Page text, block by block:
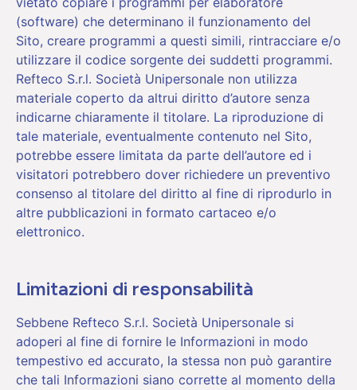
(software) che determinano il funzionamento del
Sito, creare programmi a questi simili, rintracciare e/o
utilizzare il codice sorgente dei suddetti programmi.
Refteco S.r.l. Società Unipersonale non utilizza
materiale coperto da altrui diritto d’autore senza
indicarne chiaramente il titolare. La riproduzione di
tale materiale, eventualmente contenuto nel Sito,
potrebbe essere limitata da parte dell’autore ed i
visitatori potrebbero dover richiedere un preventivo
consenso al titolare del diritto al fine di riprodurlo in
altre pubblicazioni in formato cartaceo e/o
elettronico.
Limitazioni di responsabilità
Sebbene Refteco S.r.l. Società Unipersonale si
adoperi al fine di fornire le Informazioni in modo
tempestivo ed accurato, la stessa non può garantire
che tali Informazioni siano corrette al momento della